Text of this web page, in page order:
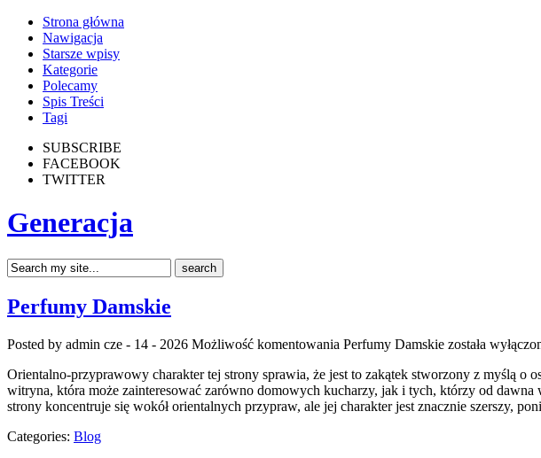
Strona główna
Nawigacja
Starsze wpisy
Kategorie
Polecamy
Spis Treści
Tagi
SUBSCRIBE
FACEBOOK
TWITTER
Generacja
Perfumy Damskie
Posted by admin cze - 14 - 2026 Możliwość komentowania Perfumy Damskie została
Orientalno-przyprawowy charakter tej strony sprawia, że jest to zakątek stworzony z myślą o
witryna, która może zainteresować zarówno domowych kucharzy, jak i tych, którzy od
strony koncentruje się wokół orientalnych przypraw, ale jej charakter jest znacznie szerszy,
Categories: Blog